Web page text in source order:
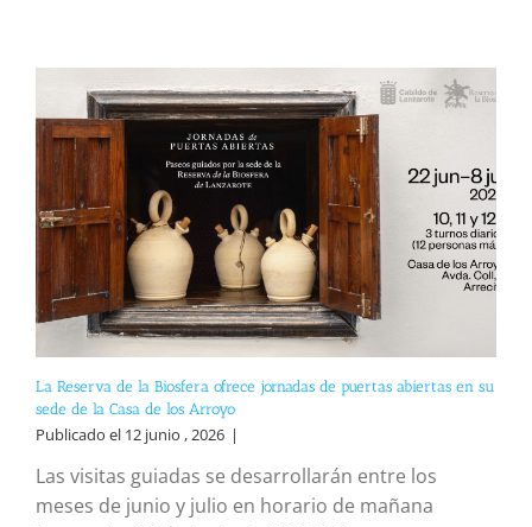
La Reserva de la Biosfera ofrece jornadas de puertas abiertas en su
sede de la Casa de los Arroyo
Publicado el 12 junio , 2026 |
Las visitas guiadas se desarrollarán entre los
meses de junio y julio en horario de mañana